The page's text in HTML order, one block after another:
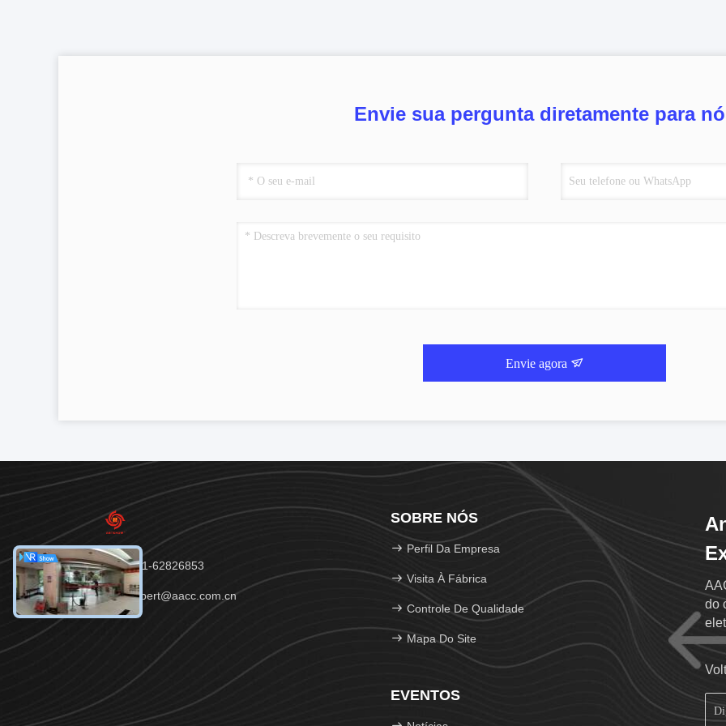
Envie sua pergunta diretamente para
Envie agora
Tel：86-551-62826853
E-mail：robert@aacc.com.cn
SOBRE NÓS
Perfil Da Empresa
Visita À Fábrica
Controle De Qualidade
Mapa Do Site
EVENTOS
do
o